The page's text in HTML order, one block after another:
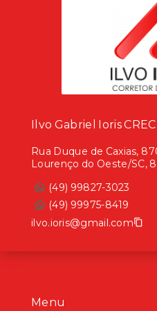
Menu
Ilvo Gabriel Ioris
Rua Duque de Caxias,
Lourenço do Oeste/SC,
(49) 99827-3023
(49) 99975-8419
ilvo.ioris@gmail.com